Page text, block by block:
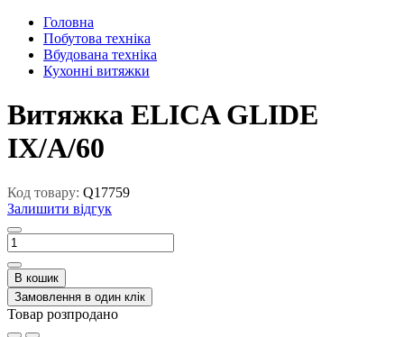
Головна
Побутова техніка
Вбудована техніка
Кухонні витяжки
Витяжка ELICA GLIDE
IX/A/60
Код товару: Q17759
Залишити відгук
В кошик
Замовлення в один клік
Товар розпродано